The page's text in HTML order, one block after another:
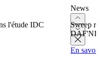
l'étude IDC
News
Sweep
En